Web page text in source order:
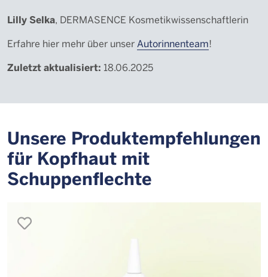
Lilly Selka, DERMASENCE Kosmetikwissenschaftlerin
Erfahre hier mehr über unser Autorinnenteam!
Zuletzt aktualisiert: 18.06.2025
Unsere Produktempfehlungen
für Kopfhaut mit
Schuppenflechte
merken